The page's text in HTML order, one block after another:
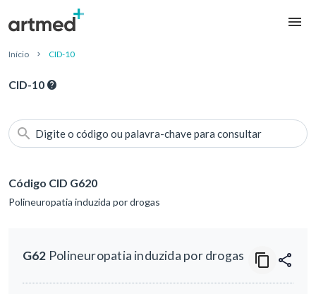
Início CID-10
CID-10
Digite o código ou palavra-chave para consultar
Código CID G620
Polineuropatia induzida por drogas
G62 Polineuropatia induzida por drogas